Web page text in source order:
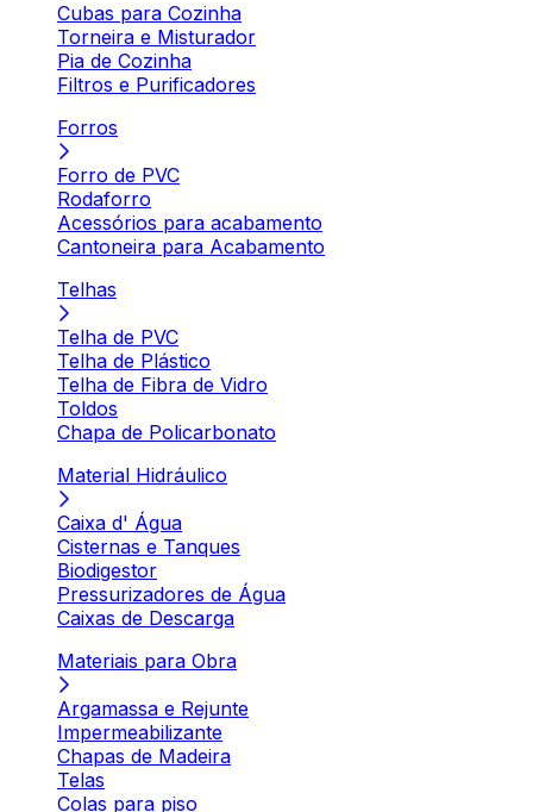
Cubas para Cozinha
Torneira e Misturador
Pia de Cozinha
Filtros e Purificadores
Forros
Forro de PVC
Rodaforro
Acessórios para acabamento
Cantoneira para Acabamento
Telhas
Telha de PVC
Telha de Plástico
Telha de Fibra de Vidro
Toldos
Chapa de Policarbonato
Material Hidráulico
Caixa d' Água
Cisternas e Tanques
Biodigestor
Pressurizadores de Água
Caixas de Descarga
Materiais para Obra
Argamassa e Rejunte
Impermeabilizante
Chapas de Madeira
Telas
Colas para piso